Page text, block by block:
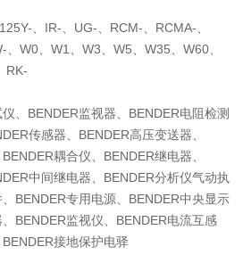
、IR-、UG-、RCM-、RCMA-、
W0、W1、W3、W5、W35、W60、
RK-
BENDER监视器、BENDER电阻检测
传感器、BENDER高压变送器、
耦合仪、BENDER继电器、
中间继电器、BENDER分析仪气动执
BENDER专用电源、BENDER中央显示
BENDER监视仪、BENDER电流互感
接地保护电驿